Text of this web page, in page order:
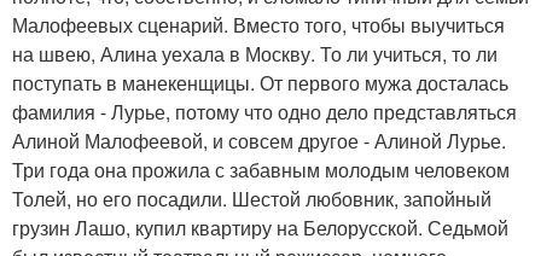
Малофеевых сценарий. Вместо того, чтобы выучиться
на швею, Алина уехала в Москву. То ли учиться, то ли
поступать в манекенщицы. От первого мужа досталась
фамилия - Лурье, потому что одно дело представляться
Алиной Малофеевой, и совсем другое - Алиной Лурье.
Три года она прожила с забавным молодым человеком
Толей, но его посадили. Шестой любовник, запойный
грузин Лашо, купил квартиру на Белорусской. Седьмой